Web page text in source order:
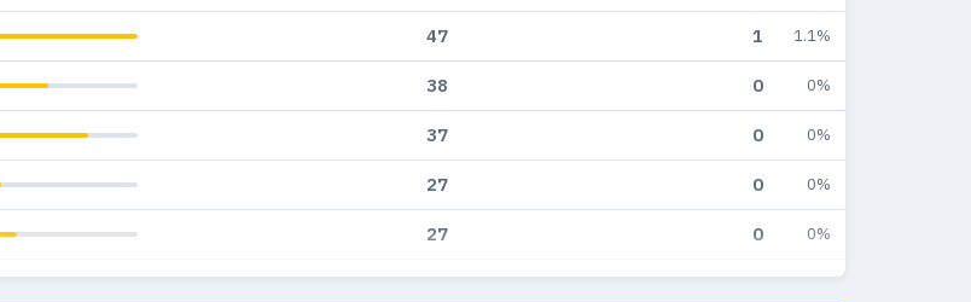
47 1 1.1%
38 0 0%
37 0 0%
27 0 0%
27 0 0%
3 0